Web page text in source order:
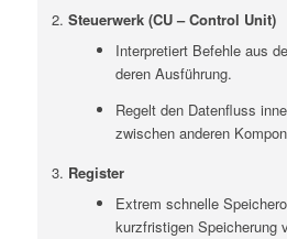
Steuerwerk (CU – Control Unit)
Interpretiert Befehle aus
deren Ausführung.
Regelt den Datenfluss
zwischen anderen
Register
Extrem schnelle
kurzfristigen Speicherung